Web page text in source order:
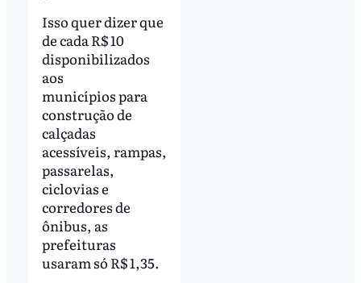
Isso quer dizer que
de cada R$ 10
disponibilizados
aos
municípios para
construção de
calçadas
acessíveis, rampas,
passarelas,
ciclovias e
corredores de
ônibus, as
prefeituras
usaram só R$ 1,35.